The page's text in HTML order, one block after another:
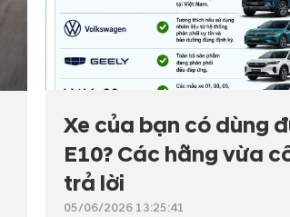
Xe của bạn có dùng
E10? Các hãng vừa
trả lời
05/06/2026 13:25:41